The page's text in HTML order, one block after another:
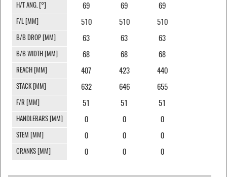
H/T ANG. [°] 69 69 69
F/L [MM] 510 510 510
B/B DROP [MM] 63 63 63
B/B WIDTH [MM] 68 68 68
REACH [MM] 407 423 440
STACK [MM] 632 646 655
F/R [MM] 51 51 51
HANDLEBARS [MM] 0 0 0
STEM [MM] 0 0 0
CRANKS [MM] 0 0 0